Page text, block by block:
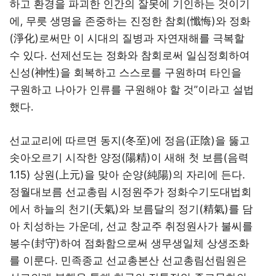
하고 환경을 파괴한 인간의 잘못에 기인하는 것이기
에, 무릇 생명을 존중하는 진정한 참회(懺悔)와 정화
(淨化)로써만 이 시대의 질병과 자연재해를 극복할
수 있다. 선제선도는 정화와 참회로써 일심정회하여
신성(神性)을 회복하고 스스로를 구원하며 타인을
구원하고 나아가 인류를 구원해야 할 것”이라고 설법
했다.
선교교리에 따르면 동지(冬至)에 정음(正陰)을 뚫고
솟아오르기 시작한 양정(陽精)이 새해 첫 보름(음력
1.15) 상원(上元)을 맞아 순양(純陽)의 자리에 든다.
정월대보름 선교총림 시정원주가 정화수기도대법회
에서 하늘의 천기(天氣)와 보름달의 정기(精氣)를 담
아 치성하는 가운데, 선교 창교주 취정원사가 불씨를
봉수(封守)하여 점화함으로써 생무생일체 상생조화
를 이룬다. 민족종교 선교총본산 선교총림선림원은